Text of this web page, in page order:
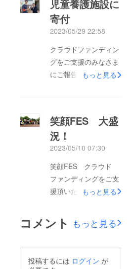
協会」理事の加藤紘章
さんに笑顔FESクラウ
ドファンディングの余
剰金の一部を寄付させ
て頂きました。全国で
「フードリボンプロ
ジェクト」として、飲
でご飯を食べられる仕
組みを広めていて、そ
の想いに共感した飲食
一口\300でリボンを購
入することで子どもた
ちに一食分のご飯が提
二年前に立ち上がり、
既に何万食分の食事を
たこのロングスプーン
児童養護施設に
寄付
2023/05/29 22:58
クラウドファンディン
グをご支援のみなさま
にご報告。先日笑顔
プラスになった金額の
一部を児童養護施設に
寄付しました。施設園
長が子どもたちの未来
のために使うことを約
束して下さいました。
今後も少額ですが子ど
未来や笑顔のために使
みなさんからご支援頂
いた支援金が子どもた
もっと見る
笑顔FES 大盛
況！
2023/05/10 07:30
笑顔FES クラウド
ファンディングをご支
援頂いたみなさま先日
園で『笑顔FES』を開
催しました。初めは曇
後土砂降りでした
もっと見る
コメント もっと見る
投稿するには ログイン が